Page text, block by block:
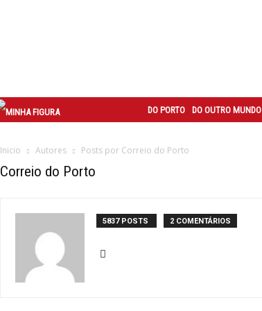
DO PORTO DO OUTRO MUNDO
Inicio Autores Posts por Correio do Porto
Correio do Porto
5837 POSTS 2 COMENTÁRIOS